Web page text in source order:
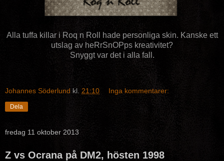
Alla tuffa killar i Roq n Roll hade personliga skin. Kanske ett
utslag av heRrSnOPps kreativitet?
Snyggt var det i alla fall.
Johannes Söderlund kl. 21:10 Inga kommentarer:
Dela
fredag 11 oktober 2013
Z vs Ocrana på DM2, hösten 1998